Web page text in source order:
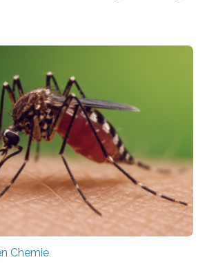
zu den komplexesten
Hunderten von Millionen Jahren
sticht eine Gruppe heraus,
der Natur vorkommt: die
Einige Arten
aus Zellfäden dichte Geflechte
Gestalt. Was auffällig ist: Die
Chemie